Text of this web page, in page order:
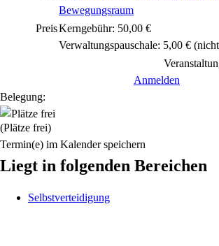
Bewegungsraum
PreisKerngebühr: 50,00 €
Verwaltungspauschale: 5,00 €
Anmelden
Belegung:
(Plätze frei)
Termin(e) im Kalender speichern
Liegt in folgenden Bereichen
Selbstverteidigung